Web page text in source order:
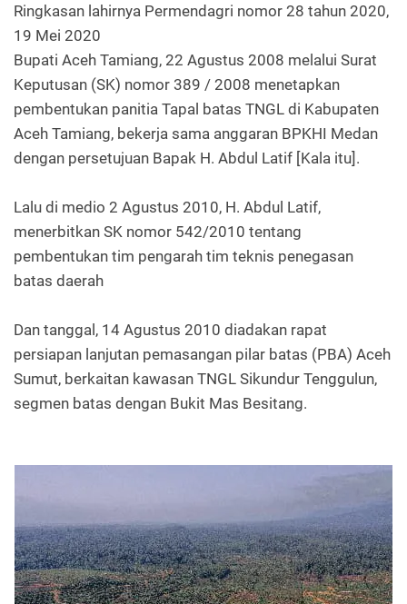
Ringkasan lahirnya Permendagri nomor 28 tahun 2020,
19 Mei 2020
Bupati Aceh Tamiang, 22 Agustus 2008 melalui Surat
Keputusan (SK) nomor 389 / 2008 menetapkan
pembentukan panitia Tapal batas TNGL di Kabupaten
Aceh Tamiang, bekerja sama anggaran BPKHI Medan
dengan persetujuan Bapak H. Abdul Latif [Kala itu].
Lalu di medio 2 Agustus 2010, H. Abdul Latif,
menerbitkan SK nomor 542/2010 tentang
pembentukan tim pengarah tim teknis penegasan
batas daerah
Dan tanggal, 14 Agustus 2010 diadakan rapat
persiapan lanjutan pemasangan pilar batas (PBA) Aceh
Sumut, berkaitan kawasan TNGL Sikundur Tenggulun,
segmen batas dengan Bukit Mas Besitang.